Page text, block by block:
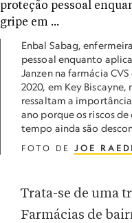
Enbal Sabag,
pessoal enquanto
Janzen na farmácia
2020, em Key
ressaltam a
ano porque os riscos
tempo ainda são
FOTO DE JOE
Trata-se de uma
Farmácias de